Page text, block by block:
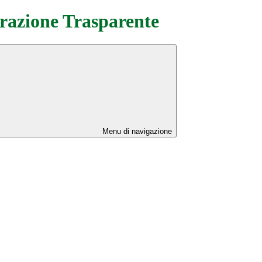
Trasparente
Menu di navigazione